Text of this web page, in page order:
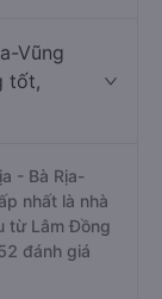
Vũng
tốt,
- Bà Rịa-
nhất là nhà
từ Lâm Đồng
đánh giá